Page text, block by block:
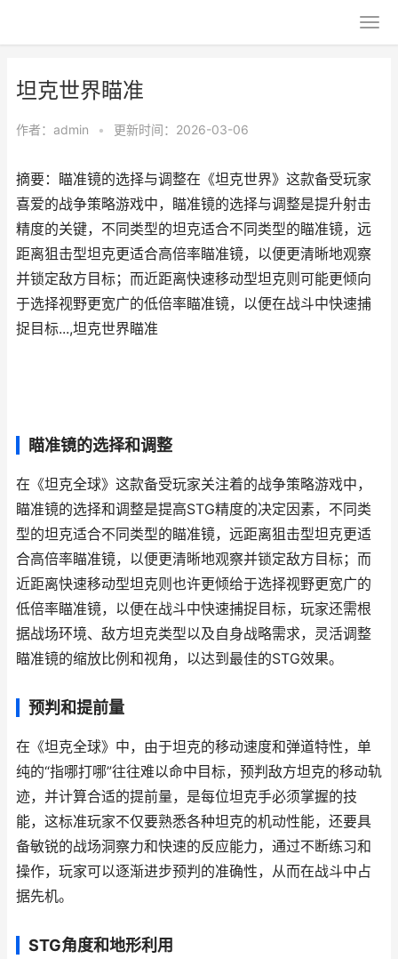
坦克世界瞄准
作者： admin • 更新时间：2026-03-06
摘要：瞄准镜的选择与调整在《坦克世界》这款备受玩家
喜爱的战争策略游戏中，瞄准镜的选择与调整是提升射击
精度的关键，不同类型的坦克适合不同类型的瞄准镜，远
距离狙击型坦克更适合高倍率瞄准镜，以便更清晰地观察
并锁定敌方目标；而近距离快速移动型坦克则可能更倾向
于选择视野更宽广的低倍率瞄准镜，以便在战斗中快速捕
捉目标...,坦克世界瞄准
瞄准镜的选择和调整
在《坦克全球》这款备受玩家关注着的战争策略游戏中，
瞄准镜的选择和调整是提高STG精度的决定因素，不同类
型的坦克适合不同类型的瞄准镜，远距离狙击型坦克更适
合高倍率瞄准镜，以便更清晰地观察并锁定敌方目标；而
近距离快速移动型坦克则也许更倾给于选择视野更宽广的
低倍率瞄准镜，以便在战斗中快速捕捉目标，玩家还需根
据战场环境、敌方坦克类型以及自身战略需求，灵活调整
瞄准镜的缩放比例和视角，以达到最佳的STG效果。
预判和提前量
在《坦克全球》中，由于坦克的移动速度和弹道特性，单
纯的“指哪打哪”往往难以命中目标，预判敌方坦克的移动轨
迹，并计算合适的提前量，是每位坦克手必须掌握的技
能，这标准玩家不仅要熟悉各种坦克的机动性能，还要具
备敏锐的战场洞察力和快速的反应能力，通过不断练习和
操作，玩家可以逐渐进步预判的准确性，从而在战斗中占
据先机。
STG角度和地形利用